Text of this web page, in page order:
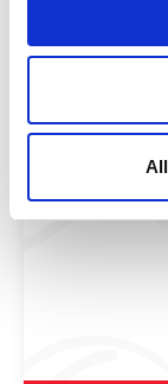
Jolanda
workshop
over De
Meer lezen